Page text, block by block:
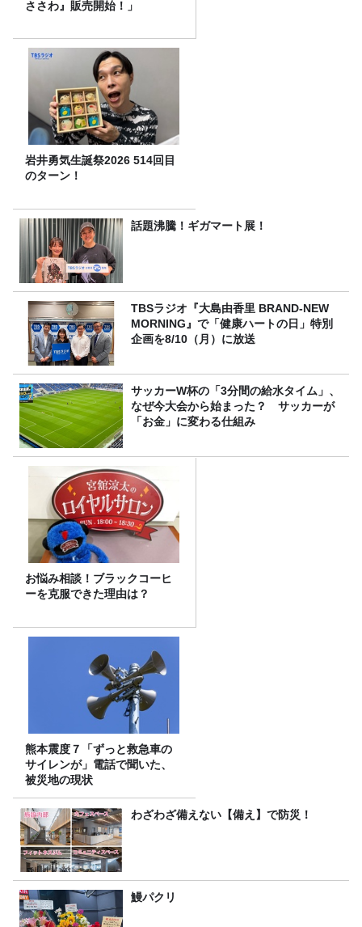
ささわ』販売開始！」
岩井勇気生誕祭2026 514回目
のターン！
話題沸騰！ギガマート展！
TBSラジオ『大島由香里 BRAND-NEW
MORNING』で「健康ハートの日」特別
企画を8/10（月）に放送
サッカーW杯の「3分間の給水タイム」、
なぜ今大会から始まった？ サッカーが
「お金」に変わる仕組み
お悩み相談！ブラックコーヒ
ーを克服できた理由は？
熊本震度７「ずっと救急車の
サイレンが」電話で聞いた、
被災地の現状
わざわざ備えない【備え】で防災！
鰻パクリ